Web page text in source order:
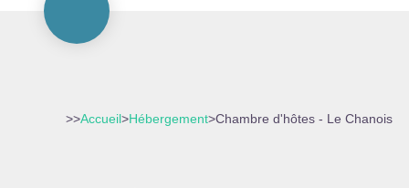
>>Accueil>Hébergement>Chambre d'hôtes - Le Chanois